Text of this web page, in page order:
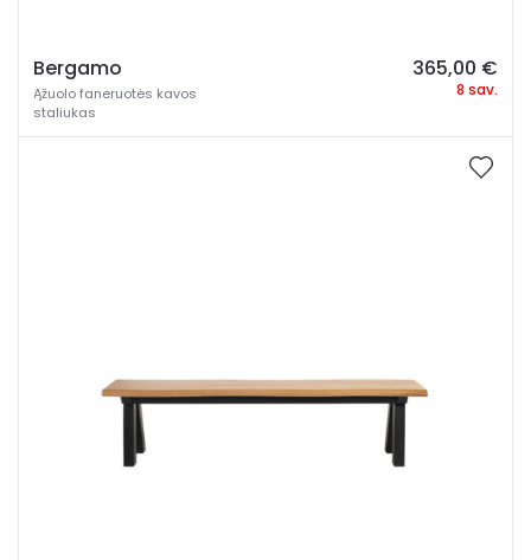
Bergamo
Ąžuolo faneruotės kavos
staliukas
365,00 €
8 sav.